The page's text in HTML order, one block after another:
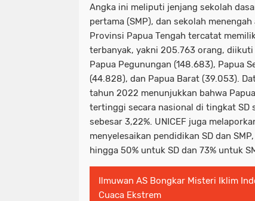
Angka ini meliputi jenjang sekolah
pertama (SMP), dan sekolah
Provinsi Papua Tengah tercatat
terbanyak, yakni 205.763 orang, diikuti
Papua Pegunungan (148.683), Papua
(44.828), dan Papua Barat (39.053).
tahun 2022 menunjukkan bahwa
tertinggi secara nasional di tingkat SD
sebesar 3,22%. UNICEF juga
menyelesaikan pendidikan SD dan
hingga 50% untuk SD dan 73% untuk
Ilmuwan AS Bongkar Misteri Iklim
Cuaca Ekstrem